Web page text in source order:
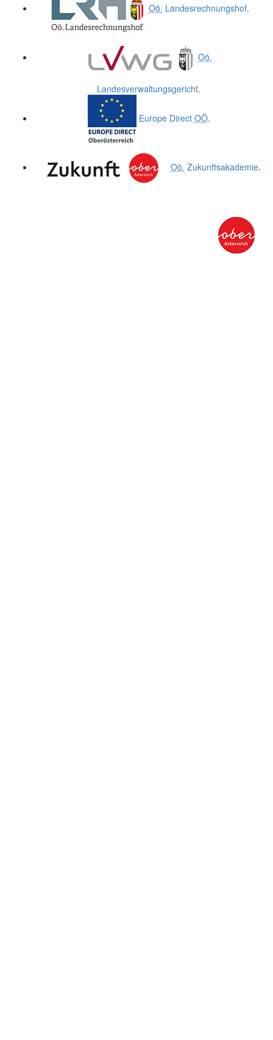
Oö. Landesrechnungshof.
Oö.
Landesverwaltungsgericht.
Europe Direct OÖ.
Oö. Zukunftsakademie.